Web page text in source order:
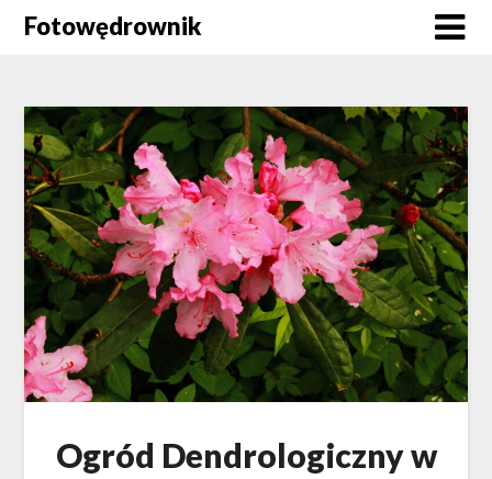
SkipFotowędrownik
Ogród Dendrologiczny w